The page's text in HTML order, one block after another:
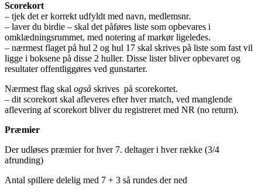
Scorekort
– tjek det er korrekt udfyldt med navn, medlemsnr.
– laver du birdie – skal det påføres liste som opbevares i
omklædningsrummet, med notering af markør ligeledes.
– nærmest flaget på hul 2 og hul 17 skal skrives på liste som fast vil
ligge i boksene på disse 2 huller. Disse lister bliver opbevaret og
resultater offentliggøres ved gunstarter.
Nærmest flag skal også skrives på scorekortet.
– dit scorekort skal afleveres efter hver match, ved manglende
aflevering af scorekort bliver du registreret med NR (no return).
Præmier
Der udløses præmier for hver 7. deltager i hver række (3/4
afrunding)
Antal spillere delelig med 7 + 3 så rundes der ned